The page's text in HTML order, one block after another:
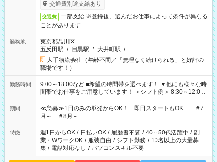
交通費別途支給あり
交通費
一部支給 ※登録後、選んだお仕事によって条件が異なる
ことがあります
勤務地
東京都品川区
五反田駅 / 目黒駅 / 大井町駅 / …
大手物流会社（年齢不問／「無理なく続けられる」と好評の
職場です！）
勤務時間
9:00～18:00など ■希望の時間帯を選べます！ ▼他にも様々な時
間帯でお仕事をご用意しています！ ＜シフト例＞ 8:30～12:00
17:00～22:00 13:00～22:00 22:00～翌6:00 など
期間
≪急募≫1日のみの単発からOK！ 即日スタートもOK！ ＃7
月～ ＃8月～
特徴 週1日からOK / 日払いOK / 履歴書不要 / 40～50代活躍中 / 副
業・WワークOK / 服装自由 / シフト勤務 / 10名以上の大量募
集 / 電話対応なし / パソコンスキル不要